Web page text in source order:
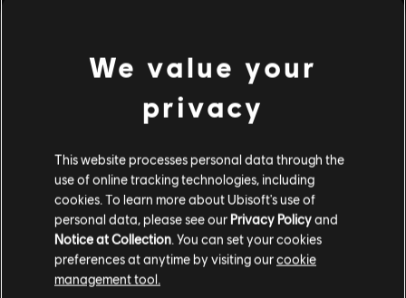
Condiciones del PC:
Necesitas una cuenta Ubisoft e instalar la
aplicación Ubisoft Connect para jugar este contenido.
Light, the Child of Light logo, Ubisoft and the Ubisoft logo are
trademarks of Ubisoft Entertainment in the U.S. and/or other
countries.
Contenido adicional
DLC - Rough Occuli Pack
Child of Light
DLC - Faceted Oculi Pack
We value your
privacy
This website processes personal data through the
use of online tracking technologies, including
cookies. To learn more about Ubisoft's use of
personal data, please see our Privacy Policyand
Notice at Collection. You can set your cookies
preferences at anytime by visiting ourcookie
management tool.